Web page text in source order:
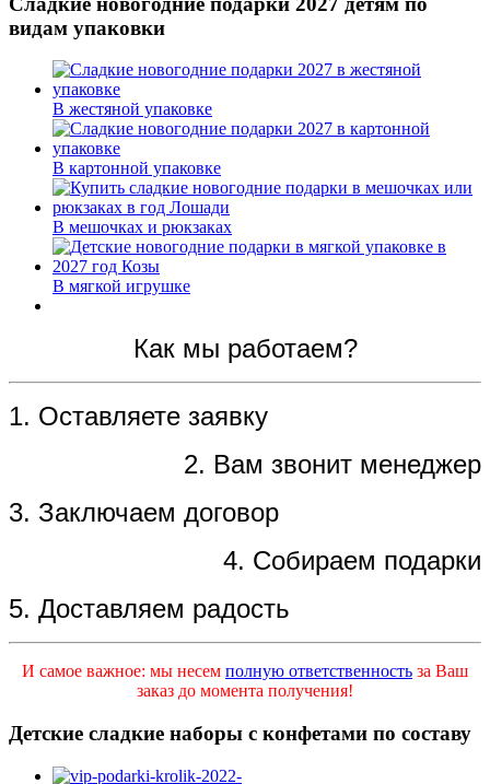
видам упаковки
В жестяной упаковке
В картонной упаковке
В мешочках и рюкзаках
В мягкой игрушке
Как мы работаем?
1. Оставляете заявку
2. Вам звонит менеджер
3. Заключаем договор
4. Собираем подарки
5. Доставляем радость
И самое важное: мы несем полную ответственность за Ваш
заказ до момента получения!
Детские сладкие наборы с конфетами по составу